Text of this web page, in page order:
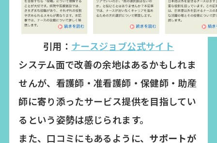
引用： ナースジョブ公式サイト
システム面で改善の余地はあるかもしれま
せんが、看護師・准看護師・保健師・助産
師に寄り添ったサービス提供を目指してい
るという姿勢は感じられます。
また、口コミにもあるように、 サポートが